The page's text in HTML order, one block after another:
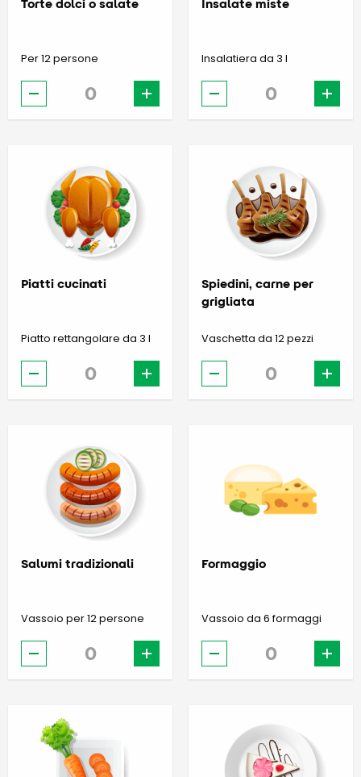
Torte dolci o salate
Per 12 persone
Insalate miste
Insalatiera da 3 l
Piatti cucinati
Piatto rettangolare da 3 l
Spiedini, carne per
grigliata
Vaschetta da 12 pezzi
Salumi tradizionali
Vassoio per 12 persone
Formaggio
Vassoio da 6 formaggi